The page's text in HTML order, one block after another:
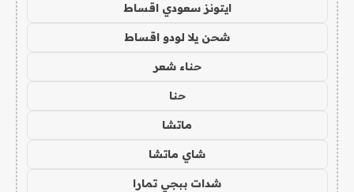
ايتونز سعودي اقساط
شحن يلا لودو اقساط
حناء شعر
حنا
ماتشا
شاي ماتشا
شدات ببجي تمارا